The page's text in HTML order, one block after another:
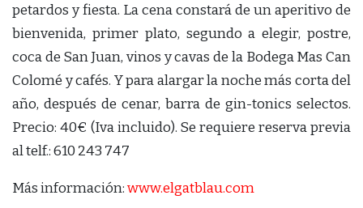
petardos y fiesta. La cena constará de un aperitivo de
bienvenida, primer plato, segundo a elegir, postre,
coca de San Juan, vinos y cavas de la Bodega Mas Can
Colomé y cafés. Y para alargar la noche más corta del
año, después de cenar, barra de gin-tonics selectos.
Precio: 40€ (Iva incluido). Se requiere reserva previa
al telf.: 610 243 747
Más información:www.elgatblau.com